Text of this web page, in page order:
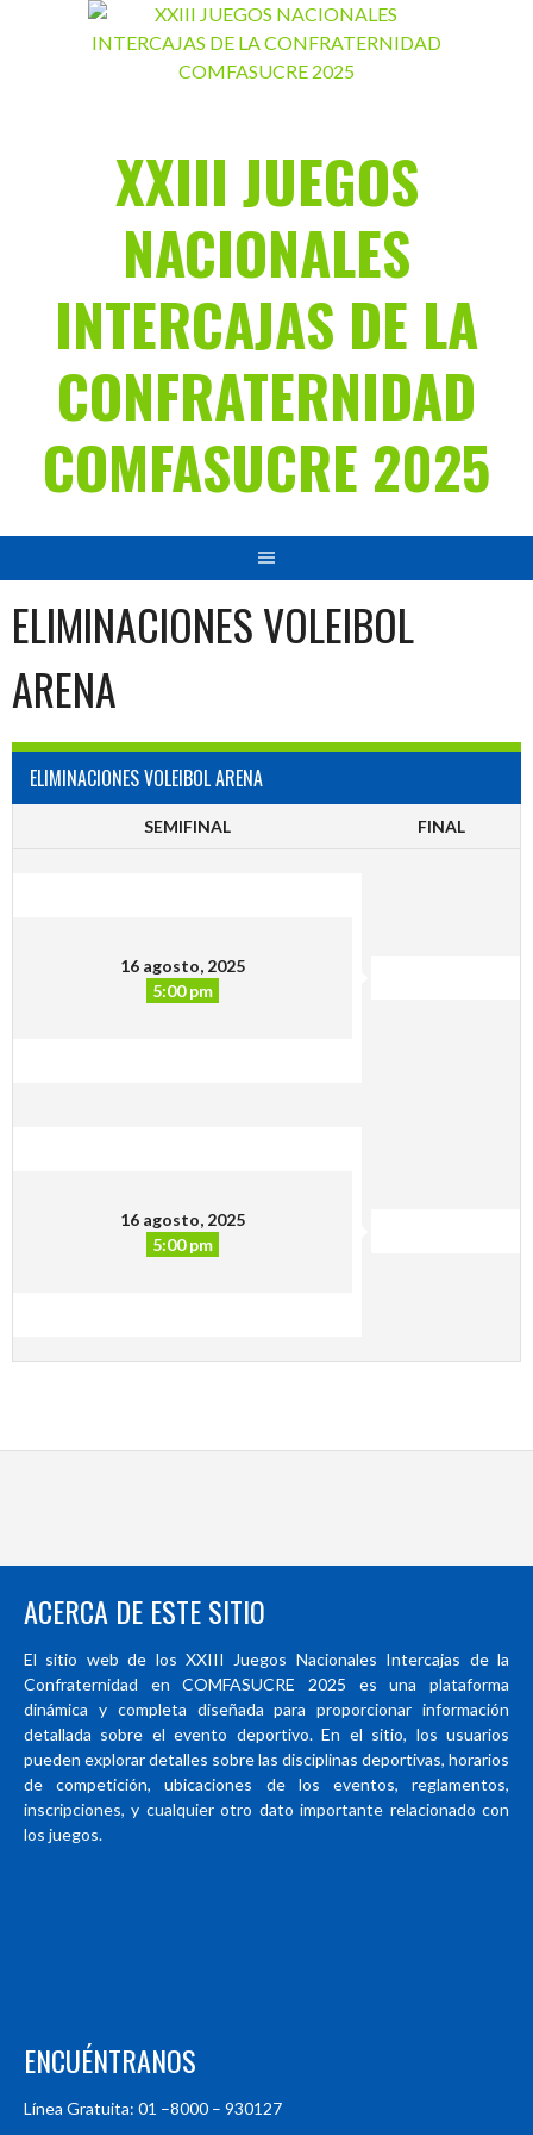
XXIII JUEGOS
NACIONALES
INTERCAJAS DE LA
CONFRATERNIDAD
COMFASUCRE 2025
ELIMINACIONES VOLEIBOL
ARENA
ELIMINACIONES VOLEIBOL ARENA
SEMIFINAL FINAL
16 agosto, 2025
5:00 pm
16 agosto, 2025
5:00 pm
ACERCA DE ESTE SITIO
El sitio web de los XXIII Juegos Nacionales Intercajas de la
Confraternidad en COMFASUCRE 2025 es una plataforma
dinámica y completa diseñada para proporcionar información
detallada sobre el evento deportivo. En el sitio, los usuarios
pueden explorar detalles sobre las disciplinas deportivas, horarios
de competición, ubicaciones de los eventos, reglamentos,
inscripciones, y cualquier otro dato importante relacionado con
los juegos.
ENCUÉNTRANOS
Línea Gratuita: 01 –8000 – 930127